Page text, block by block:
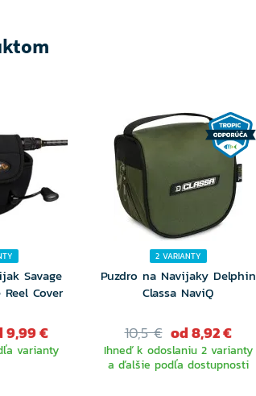
Savage
Cover
9,99 €
varianty
2 VARIANTY
Puzdro na Navijaky Delphin
Classa NaviQ
10,5 € od 8,92 €
Ihneď k odoslaniu 2 varianty
a ďalšie podľa dostupnosti